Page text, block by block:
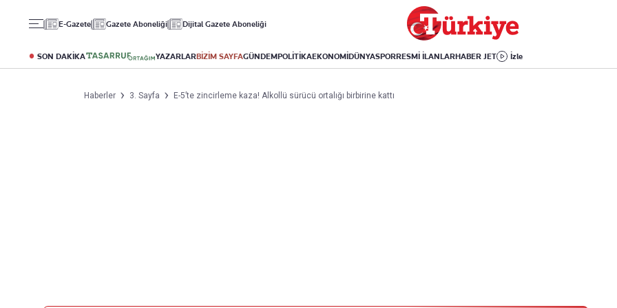
E-Gazete Gazete Aboneliği Dijital Gazete Aboneliği
SON DAKİKA YAZARLARBİZİM SAYFAGÜNDEMPOLİTİKAEKONOMİDÜNYASPORRESMİ İLANLARHABER JET İzle
Altın
Döviz
Kripto Para
Puan Durumu
Fikstür
Avrupa Ligi
Avrupa
Amerika
İsrail-Gazze
Yaşam
Sağlık
Yemek
Kitap
Haberler 3. Sayfa E-5’te zincirleme kaza! Alkollü sürücü ortalığı birbirine kattı